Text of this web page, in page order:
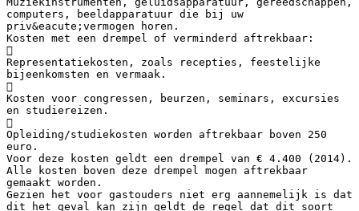
computers, beeldapparatuur die bij uw
priv&eacute;vermogen horen.
Kosten met een drempel of verminderd aftrekbaar:

Representatiekosten, zoals recepties, feestelijke
bijeenkomsten en vermaak.

Kosten voor congressen, beurzen, seminars, excursies
en studiereizen.

Opleiding/studiekosten worden aftrekbaar boven 250
euro.
Voor deze kosten geldt een drempel van € 4.400 (2014).
Alle kosten boven deze drempel mogen aftrekbaar
gemaakt worden.
Gezien het voor gastouders niet erg aannemelijk is dat
dit het geval kan zijn geldt de regel dat dit soort